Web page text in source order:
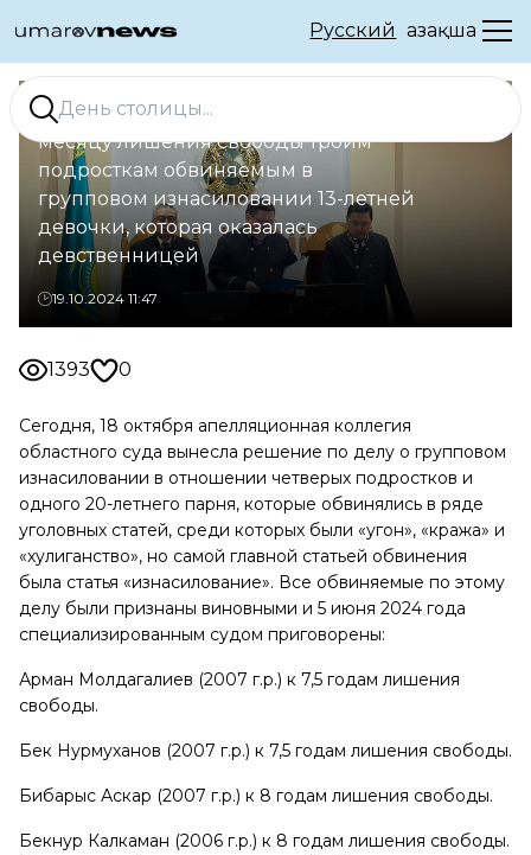
Русский Қазақша
Апелляционный суд ЗКО добавил по
месяцу лишения свободы троим
подросткам обвиняемым в
групповом изнасиловании 13-летней
девочки, которая оказалась
девственницей
19.10.2024 11:47
1393 0
Сегодня, 18 октября апелляционная коллегия
областного суда вынесла решение по делу о групповом
изнасиловании в отношении четверых подростков и
одного 20-летнего парня, которые обвинялись в ряде
уголовных статей, среди которых были «угон», «кража» и
«хулиганство», но самой главной статьей обвинения
была статья «изнасилование». Все обвиняемые по этому
делу были признаны виновными и 5 июня 2024 года
специализированным судом приговорены:
Арман Молдагалиев (2007 г.р.) к 7,5 годам лишения
свободы.
Бек Нурмуханов (2007 г.р.) к 7,5 годам лишения свободы.
Бибарыс Аскар (2007 г.р.) к 8 годам лишения свободы.
Бекнур Калкаман (2006 г.р.) к 8 годам лишения свободы.